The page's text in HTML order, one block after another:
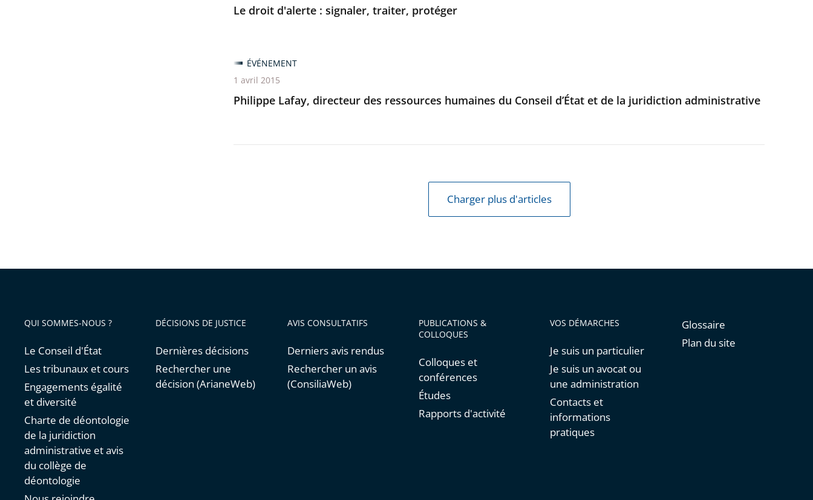
Le droit d'alerte : signaler, traiter, protéger
Philippe Lafay, directeur des ressources humaines du Conseil d’État et de la juridiction administrative
ÉVÉNEMENT
1 avril 2015
Charger plus d'articles
QUI SOMMES-NOUS ?
Le Conseil d'État
Les tribunaux et cours
Engagements égalité
et diversité
Charte de déontologie
de la juridiction
administrative et avis
du collège de
déontologie
DÉCISIONS DE JUSTICE
Dernières décisions
Rechercher une
décision (ArianeWeb)
AVIS CONSULTATIFS
Derniers avis rendus
Rechercher un avis
(ConsiliaWeb)
PUBLICATIONS &
COLLOQUES
Colloques et
conférences
Études
Rapports d'activité
VOS DÉMARCHES
Je suis un particulier
Je suis un avocat ou
une administration
Contacts et
informations
pratiques
Glossaire
Plan du site